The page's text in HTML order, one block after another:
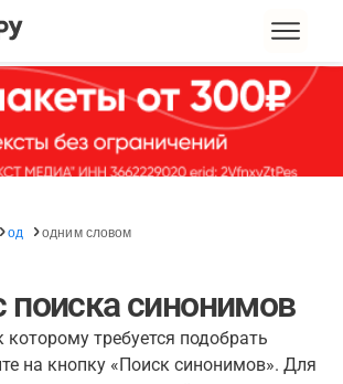
од одним словом
поиска синонимов
которому требуется подобрать
на кнопку «Поиск синонимов». Для